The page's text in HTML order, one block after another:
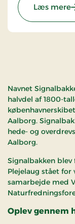
Læs mere:
Navnet
halvdel af 1800-
Aalborg.
hede- og
Aalborg.
Signalbakken
Plejelaug stået for
samarbejde med
Oplev gennem